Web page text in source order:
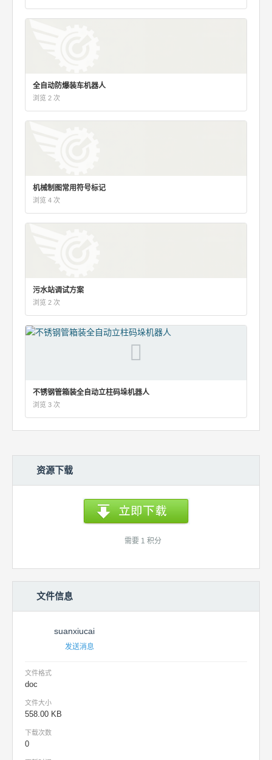
全自动防爆装车机器人
浏览 2 次
机械制图常用符号标记
浏览 4 次
污水站调试方案
浏览 2 次
不锈钢管箱装全自动立柱码垛机器人
浏览 3 次
资源下载
需要 1 积分
文件信息
suanxiucai
发送消息
文件格式
doc
文件大小
558.00 KB
下载次数
0